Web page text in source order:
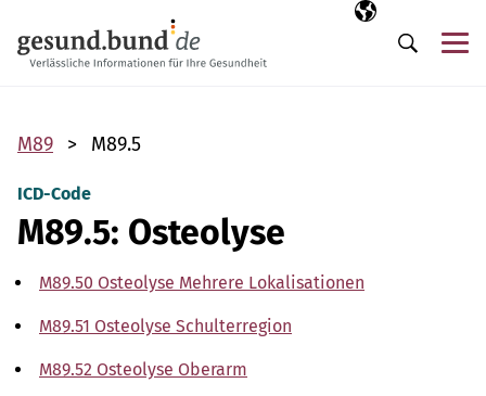
Ausgewählte
DE
Suche
M89 M89.5
ICD-Code
M89.5: Osteolyse
M89.50 Osteolyse Mehrere Lokalisationen
M89.51 Osteolyse Schulterregion
M89.52 Osteolyse Oberarm